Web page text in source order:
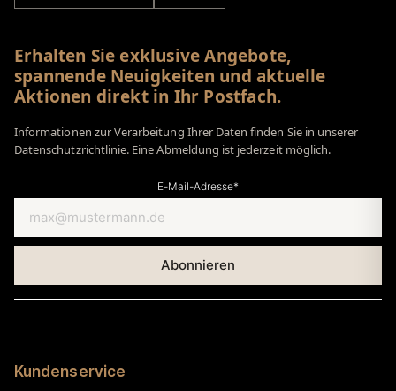
Erhalten Sie exklusive Angebote,
spannende Neuigkeiten und aktuelle
Aktionen direkt in Ihr Postfach.
Informationen zur Verarbeitung Ihrer Daten finden Sie in unserer
Datenschutzrichtlinie. Eine Abmeldung ist jederzeit möglich.
E-Mail-Adresse*
Kundenservice